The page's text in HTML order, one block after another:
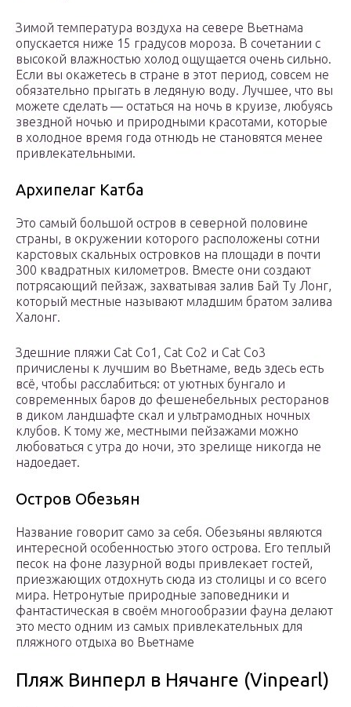
Зимой температура воздуха на севере Вьетнама
опускается ниже 15 градусов мороза. В сочетании с
высокой влажностью холод ощущается очень сильно.
Если вы окажетесь в стране в этот период, совсем не
обязательно прыгать в ледяную воду. Лучшее, что вы
можете сделать — остаться на ночь в круизе, любуясь
звездной ночью и природными красотами, которые
в холодное время года отнюдь не становятся менее
привлекательными.
Архипелаг Катба
Это самый большой остров в северной половине
страны, в окружении которого расположены сотни
карстовых скальных островков на площади в почти
300 квадратных километров. Вместе они создают
потрясающий пейзаж, захватывая залив Бай Ту Лонг,
который местные называют младшим братом залива
Халонг.
Здешние пляжи Cat Co1, Cat Co2 и Cat Co3
причислены к лучшим во Вьетнаме, ведь здесь есть
всё, чтобы расслабиться: от уютных бунгало и
современных баров до фешенебельных ресторанов
в диком ландшафте скал и ультрамодных ночных
клубов. К тому же, местными пейзажами можно
любоваться с утра до ночи, это зрелище никогда не
надоедает.
Остров Обезьян
Название говорит само за себя. Обезьяны являются
интересной особенностью этого острова. Его теплый
песок на фоне лазурной воды привлекает гостей,
приезжающих отдохнуть сюда из столицы и со всего
мира. Нетронутые природные заповедники и
фантастическая в своём многообразии фауна делают
это место одним из самых привлекательных для
пляжного отдыха во Вьетнаме
Пляж Винперл в Нячанге (Vinpearl)